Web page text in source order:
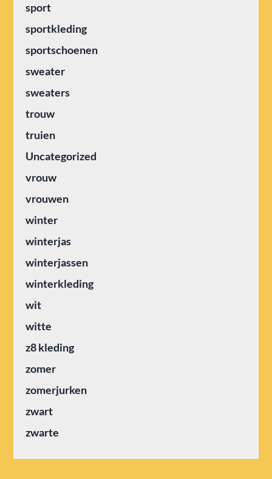
sport
sportkleding
sportschoenen
sweater
sweaters
trouw
truien
Uncategorized
vrouw
vrouwen
winter
winterjas
winterjassen
winterkleding
wit
witte
z8 kleding
zomer
zomerjurken
zwart
zwarte